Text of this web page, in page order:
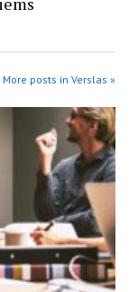
More posts in Verslas »